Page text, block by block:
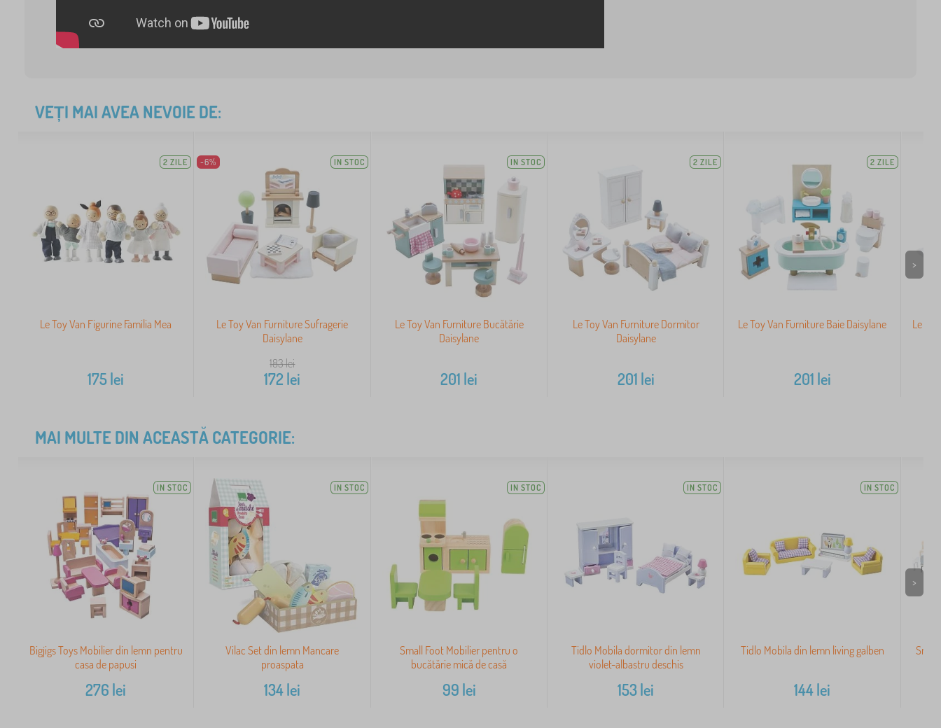
VEȚI MAI AVEA NEVOIE DE:
2 ZILE
Le Toy Van Figurine Familia Mea
175lei
-6% IN STOC
Le Toy Van Furniture Sufragerie
Daisylane
183lei
172 lei
IN STOC
Le Toy Van Furniture Bucătărie
Daisylane
201 lei
2 ZILE
Le Toy Van Furniture Dormitor
Daisylane
201 lei
2 ZILE
Le Toy Van Furniture Baie Daisylane
201 lei
Le
>
MAI MULTE DIN ACEASTĂ CATEGORIE:
IN STOC
Bigjigs Toys Mobilier din lemn pentru
casa de papusi
276 lei
IN STOC
Vilac Set din lemn Mancare
proaspata
134lei
IN STOC
Small Foot Mobilier pentru o
bucătărie mică de casă
99 lei
IN STOC
Tidlo Mobila dormitor din lemn
violet-albastru deschis
153lei
IN STOC
Tidlo Mobila din lemn living galben
144lei
>